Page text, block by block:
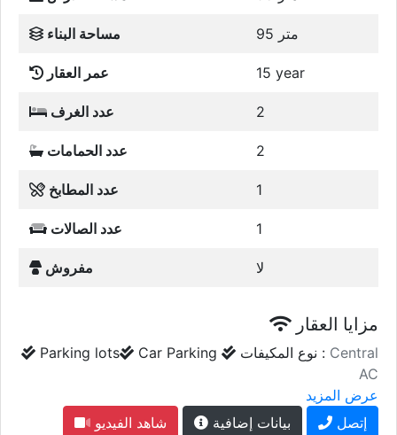
مساحة البناء 95 متر
عمر العقار 15 year
عدد الغرف 2
عدد الحمامات 2
عدد المطابخ 1
عدد الصالات 1
مفروش لا
مزايا العقار
Parking lots Car Parking نوع المكيفات : Central
AC
عرض المزيد
شاهد الفيديو
بيانات إضافية
إتصل